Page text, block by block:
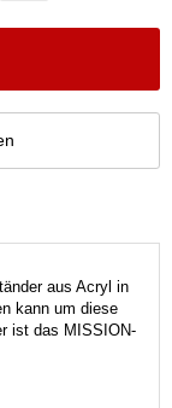
aus Acryl in
kann um diese
ist das MISSION-